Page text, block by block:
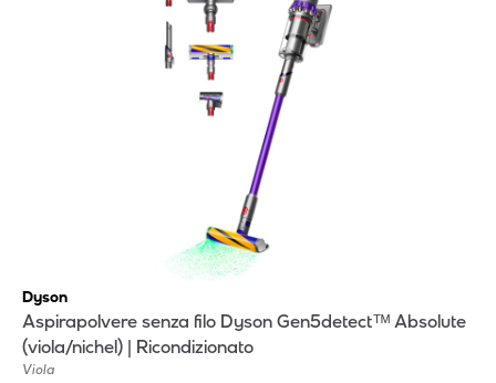
Dyson
Aspirapolvere senza filo Dyson Gen5detectᵀᴹ Absolute
(viola/nichel) | Ricondizionato
Viola